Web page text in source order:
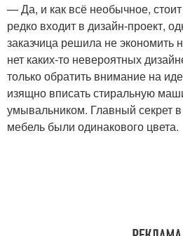
— Да, и как всё необычное,
редко входит в дизайн-проект,
заказчица решила не экономить
нет каких-то невероятных
только обратить внимание на
изящно вписать стиральную
умывальником. Главный секрет
мебель были одинакового цвета.